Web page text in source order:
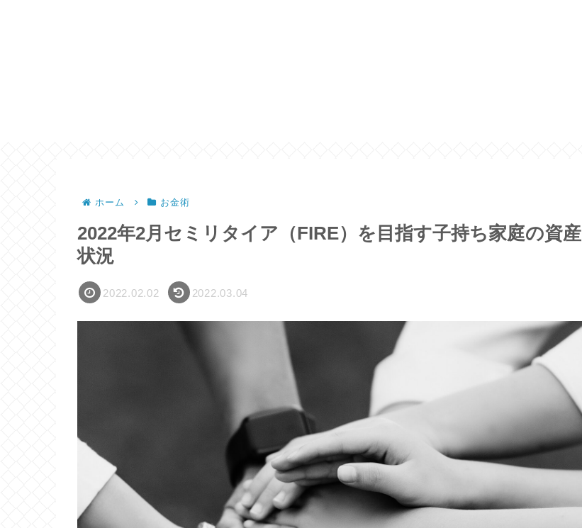
ホーム お金術
2022年2月セミリタイア（FIRE）を目指す子持ち家庭の資産
状況
2022.02.02 2022.03.04